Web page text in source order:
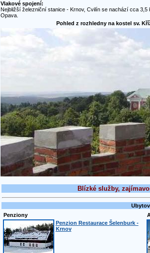
Vlakové spojení:
Nejbližší železniční stanice - Krnov, Cvilín se nachází cca
Opava.
Pohled z rozhledny na kostel sv.
Blízké služby,
Penziony
Penzion Restaurace Šelenburk -
Krnov